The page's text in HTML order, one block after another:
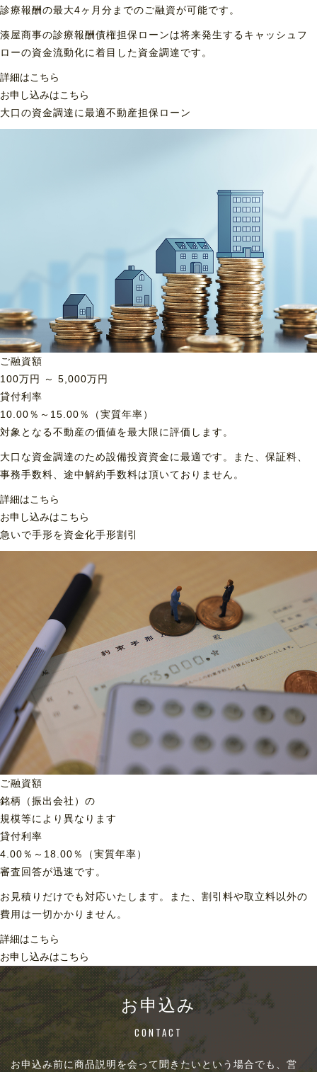
診療報酬の最大4ヶ月分までのご融資が可能です。
湊屋商事の診療報酬債権担保ローンは将来発生するキャッシュフ
ローの資金流動化に着目した資金調達です。
詳細はこちら
お申し込みはこちら
大口の資金調達に最適不動産担保ローン
ご融資額
100万円 ～ 5,000万円
貸付利率
10.00％～15.00％（実質年率）
対象となる不動産の価値を最大限に評価します。
大口な資金調達のため設備投資資金に最適です。また、保証料、
事務手数料、途中解約手数料は頂いておりません。
詳細はこちら
お申し込みはこちら
急いで手形を資金化手形割引
ご融資額
銘柄（振出会社）の
規模等により異なります
貸付利率
4.00％～18.00％（実質年率）
審査回答が迅速です。
お見積りだけでも対応いたします。また、割引料や取立料以外の
費用は一切かかりません。
詳細はこちら
お申し込みはこちら
お申込み
CONTACT
お申込み前に商品説明を会って聞きたいという場合でも、営